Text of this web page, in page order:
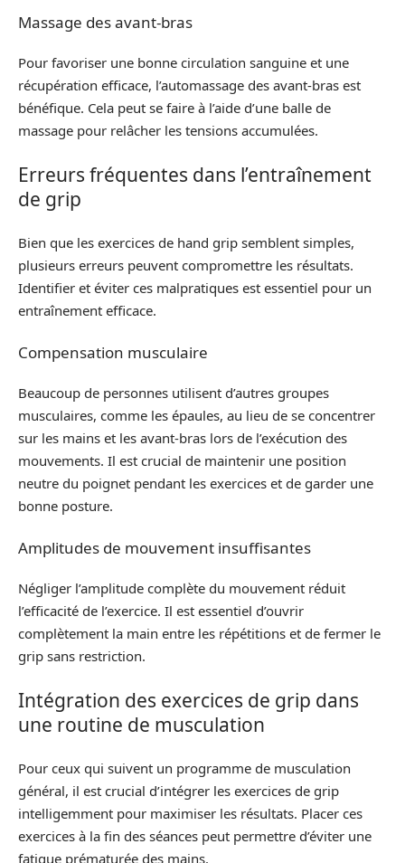
Massage des avant-bras
Pour favoriser une bonne circulation sanguine et une
récupération efficace, l’automassage des avant-bras est
bénéfique. Cela peut se faire à l’aide d’une balle de
massage pour relâcher les tensions accumulées.
Erreurs fréquentes dans l’entraînement
de grip
Bien que les exercices de hand grip semblent simples,
plusieurs erreurs peuvent compromettre les résultats.
Identifier et éviter ces malpratiques est essentiel pour un
entraînement efficace.
Compensation musculaire
Beaucoup de personnes utilisent d’autres groupes
musculaires, comme les épaules, au lieu de se concentrer
sur les mains et les avant-bras lors de l’exécution des
mouvements. Il est crucial de maintenir une position
neutre du poignet pendant les exercices et de garder une
bonne posture.
Amplitudes de mouvement insuffisantes
Négliger l’amplitude complète du mouvement réduit
l’efficacité de l’exercice. Il est essentiel d’ouvrir
complètement la main entre les répétitions et de fermer le
grip sans restriction.
Intégration des exercices de grip dans
une routine de musculation
Pour ceux qui suivent un programme de musculation
général, il est crucial d’intégrer les exercices de grip
intelligemment pour maximiser les résultats. Placer ces
exercices à la fin des séances peut permettre d’éviter une
fatigue prématurée des mains.